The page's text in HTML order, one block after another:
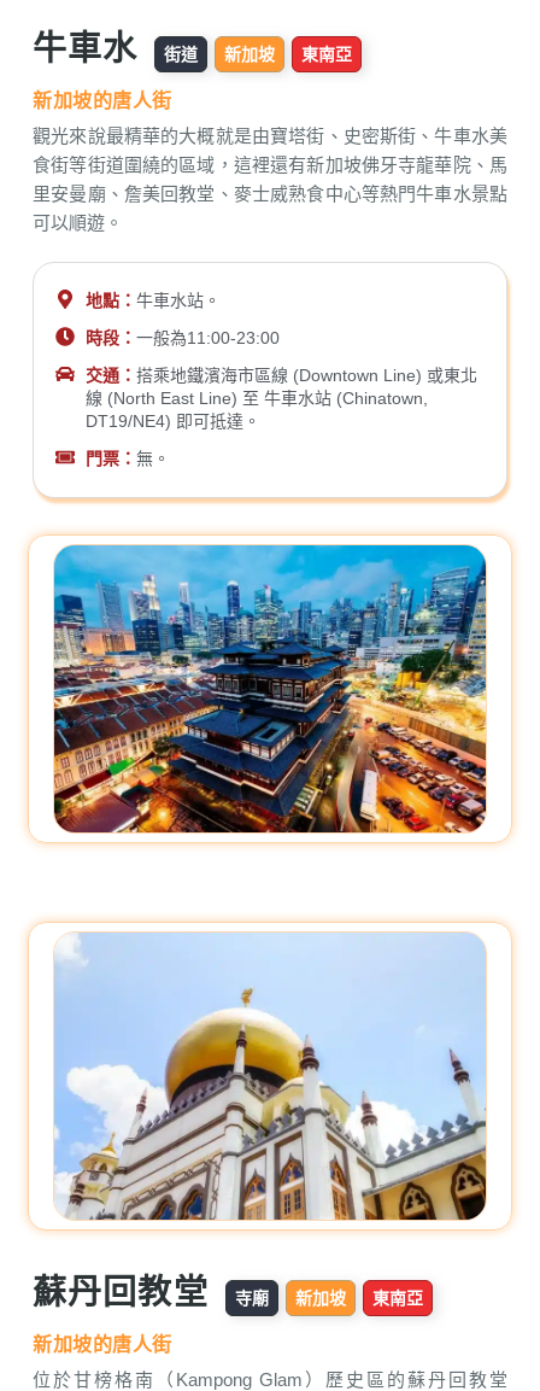
牛車水 街道 新加坡 東南亞
新加坡的唐人街
觀光來說最精華的大概就是由寶塔街、史密斯街、牛車水美
食街等街道圍繞的區域，這裡還有新加坡佛牙寺龍華院、馬
里安曼廟、詹美回教堂、麥士威熟食中心等熱門牛車水景點
可以順遊。
地點：牛車水站。
時段：一般為11:00-23:00
交通：搭乘地鐵濱海市區線 (Downtown Line) 或東北
線 (North East Line) 至 牛車水站 (Chinatown,
DT19/NE4) 即可抵達。
門票：無。
蘇丹回教堂 寺廟 新加坡 東南亞
新加坡的唐人街
位於甘榜格南（Kampong Glam）歷史區的蘇丹回教堂